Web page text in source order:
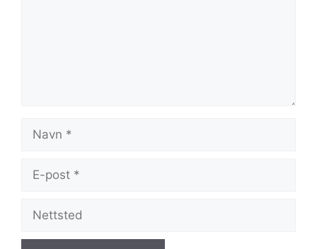
post